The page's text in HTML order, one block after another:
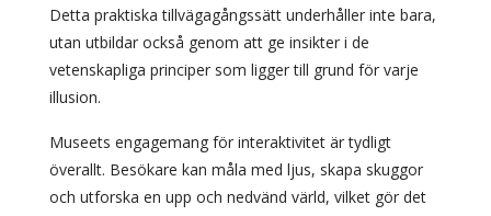
Detta praktiska tillvägagångssätt underhåller inte bara,
utan utbildar också genom att ge insikter i de
vetenskapliga principer som ligger till grund för varje
illusion.
Museets engagemang för interaktivitet är tydligt
överallt. Besökare kan måla med ljus, skapa skuggor
och utforska en upp och nedvänd värld, vilket gör det